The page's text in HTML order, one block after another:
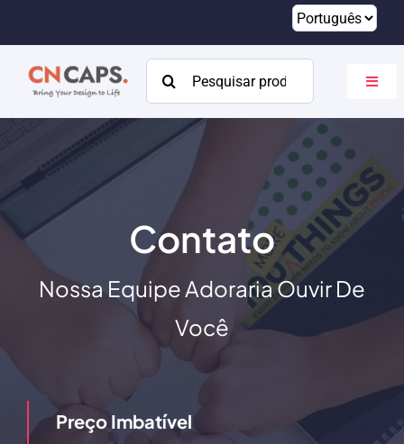
conteúdo
Procurar:
Personalizado
Catálogo
Sobre
Contato
Nossa Equipe Adoraria Ouvir De
Você
Preço Imbatível